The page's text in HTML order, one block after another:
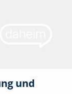
und